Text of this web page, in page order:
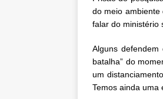
do meio ambiente
falar do ministério
Alguns
batalha” do
um
Temos ainda uma